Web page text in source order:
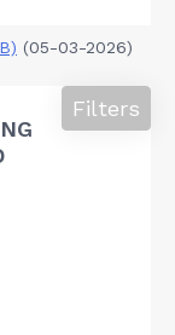
(05-03-2026)
Filters